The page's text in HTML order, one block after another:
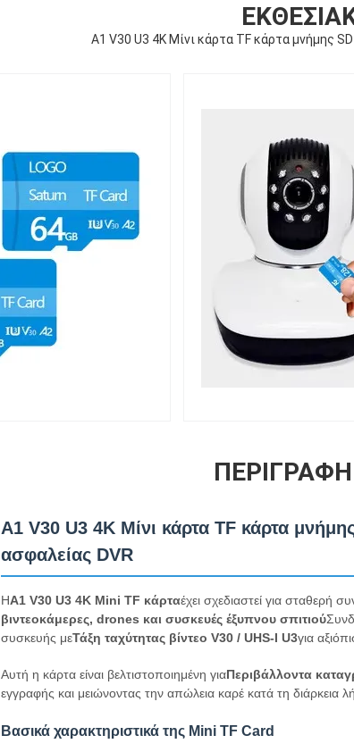
A1 V30 U3 4K Μίνι κάρτα TF κάρτα μνήμης
A1 V30 U3 4K Μίνι κάρτα TF κάρτα
ασφαλείας DVR
ΗΑ1 V30 U3 4K Mini TF κάρταέχει σχεδιαστεί για σταθερή
βιντεοκάμερες, drones και συσκευές έξυπνου σπιτιού
συσκευής μεΤάξη ταχύτητας βίντεο V30 / UHS-I U3για
Αυτή η κάρτα είναι βελτιστοποιημένη γιαΠεριβάλλοντα
εγγραφής και μειώνοντας την απώλεια καρέ κατά τη διάρκεια
Βασικά χαρακτηριστικά της Mini TF Card